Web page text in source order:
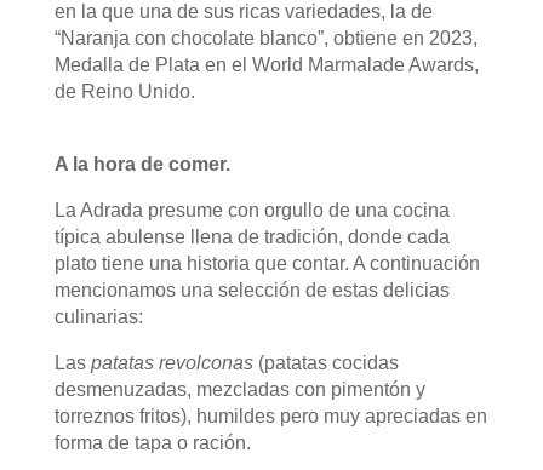
en la que una de sus ricas variedades, la de
“Naranja con chocolate blanco”, obtiene en 2023,
Medalla de Plata en el World Marmalade Awards,
de Reino Unido.
A la hora de comer.
La Adrada presume con orgullo de una cocina
típica abulense llena de tradición, donde cada
plato tiene una historia que contar. A continuación
mencionamos una selección de estas delicias
culinarias:
Las patatas revolconas(patatas cocidas
desmenuzadas, mezcladas con pimentón y
torreznos fritos), humildes pero muy apreciadas en
forma de tapa o ración.